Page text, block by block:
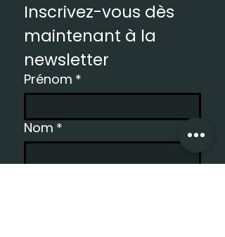
Inscrivez-vous dès
maintenant à la
newsletter
Prénom *
Nom *